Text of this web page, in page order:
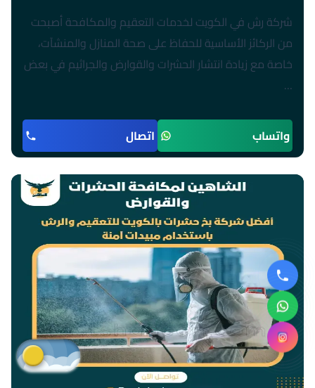
شركة رش في الكويت لخدمات التعقيم والمكافحة أصبحت
من الركائز الأساسية للحفاظ على صحة المنازل والمنشآت،
خاصة مع زيادة انتشار الحشرات والقوارض والجراثيم في بعض
…
واتساب اتصال